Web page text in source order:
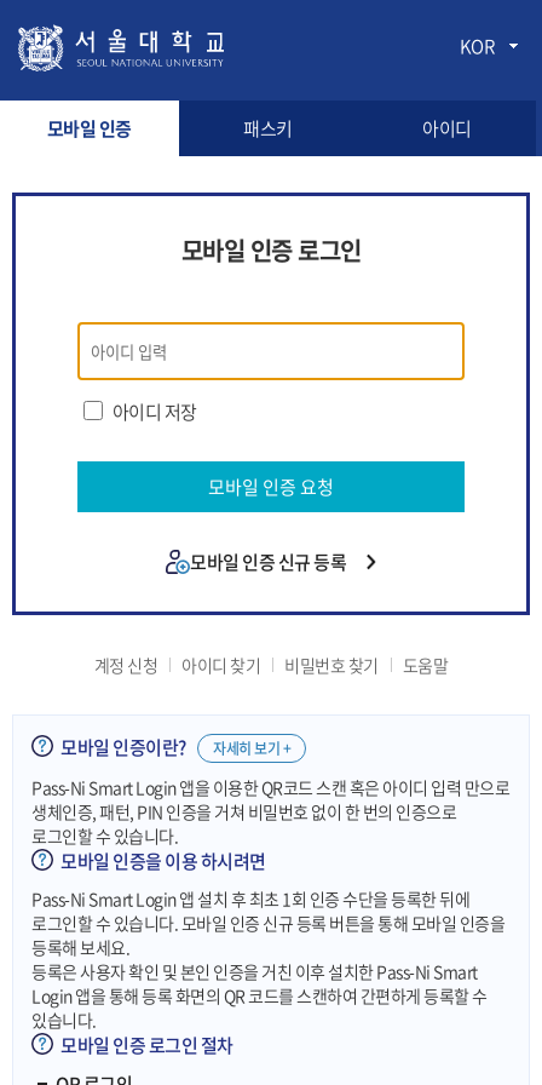
KOR
모바일 인증 패스키 아이디
모바일 인증 로그인
모바일
인증
로그인
아이디 저장
모바일 인증 요청
모바일 인증 신규 등록
계정 신청 아이디 찾기 비밀번호 찾기 도움말
모바일 인증이란? 자세히 보기 +
Pass-Ni Smart Login 앱을 이용한 QR코드 스캔 혹은 아이디 입력 만으로
생체인증, 패턴, PIN 인증을 거쳐 비밀번호 없이 한 번의 인증으로
로그인할 수 있습니다.
모바일 인증을 이용 하시려면
Pass-Ni Smart Login 앱 설치 후 최초 1회 인증 수단을 등록한 뒤에
로그인할 수 있습니다. 모바일 인증 신규 등록 버튼을 통해 모바일 인증을
등록해 보세요.
등록은 사용자 확인 및 본인 인증을 거친 이후 설치한 Pass-Ni Smart
Login 앱을 통해 등록 화면의 QR 코드를 스캔하여 간편하게 등록할 수
있습니다.
모바일 인증 로그인 절차